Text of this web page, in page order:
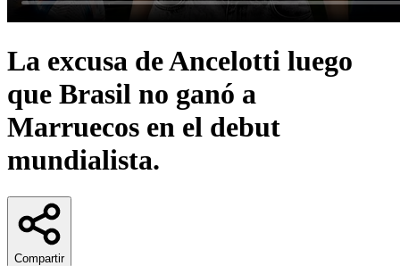
La excusa de Ancelotti luego
que Brasil no ganó a
Marruecos en el debut
mundialista.
Compartir